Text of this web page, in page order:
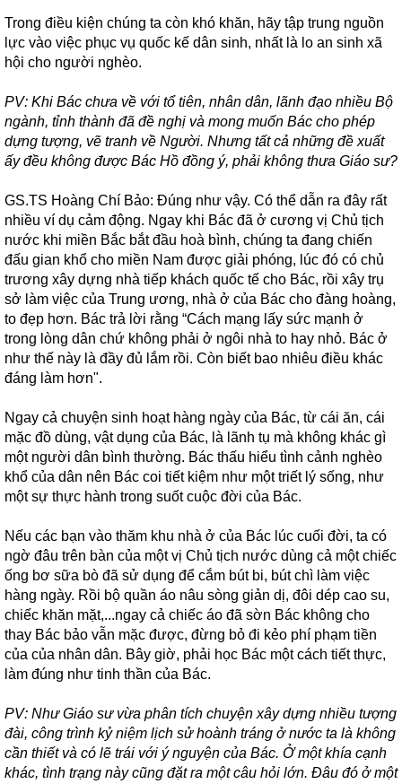
Trong điều kiện chúng ta còn khó khăn, hãy tập trung nguồn
lực vào việc phục vụ quốc kế dân sinh, nhất là lo an sinh xã
hội cho người nghèo.
PV: Khi Bác chưa về với tổ tiên, nhân dân, lãnh đạo nhiều Bộ
ngành, tỉnh thành đã đề nghị và mong muốn Bác cho phép
dựng tượng, vẽ tranh về Người. Nhưng tất cả những đề xuất
ấy đều không được Bác Hồ đồng ý, phải không thưa Giáo sư?
GS.TS Hoàng Chí Bảo: Đúng như vậy. Có thể dẫn ra đây rất
nhiều ví dụ cảm động. Ngay khi Bác đã ở cương vị Chủ tịch
nước khi miền Bắc bắt đầu hoà bình, chúng ta đang chiến
đấu gian khổ cho miền Nam được giải phóng, lúc đó có chủ
trương xây dựng nhà tiếp khách quốc tế cho Bác, rồi xây trụ
sở làm việc của Trung ương, nhà ở của Bác cho đàng hoàng,
to đẹp hơn. Bác trả lời rằng “Cách mạng lấy sức mạnh ở
trong lòng dân chứ không phải ở ngôi nhà to hay nhỏ. Bác ở
như thế này là đầy đủ lắm rồi. Còn biết bao nhiêu điều khác
đáng làm hơn".
Ngay cả chuyện sinh hoạt hàng ngày của Bác, từ cái ăn, cái
mặc đồ dùng, vật dụng của Bác, là lãnh tụ mà không khác gì
một người dân bình thường. Bác thấu hiểu tình cảnh nghèo
khổ của dân nên Bác coi tiết kiệm như một triết lý sống, như
một sự thực hành trong suốt cuộc đời của Bác.
Nếu các bạn vào thăm khu nhà ở của Bác lúc cuối đời, ta có
ngờ đâu trên bàn của một vị Chủ tịch nước dùng cả một chiếc
ống bơ sữa bò đã sử dụng để cắm bút bi, bút chì làm việc
hàng ngày. Rồi bộ quần áo nâu sòng giản dị, đôi dép cao su,
chiếc khăn mặt,...ngay cả chiếc áo đã sờn Bác không cho
thay Bác bảo vẫn mặc được, đừng bỏ đi kẻo phí phạm tiền
của của nhân dân. Bây giờ, phải học Bác một cách tiết thực,
làm đúng như tinh thần của Bác.
PV: Như Giáo sư vừa phân tích chuyện xây dựng nhiều tượng
đài, công trình kỷ niệm lịch sử hoành tráng ở nước ta là không
cần thiết và có lẽ trái với ý nguyện của Bác. Ở một khía cạnh
khác, tình trạng này cũng đặt ra một câu hỏi lớn. Đâu đó ở một